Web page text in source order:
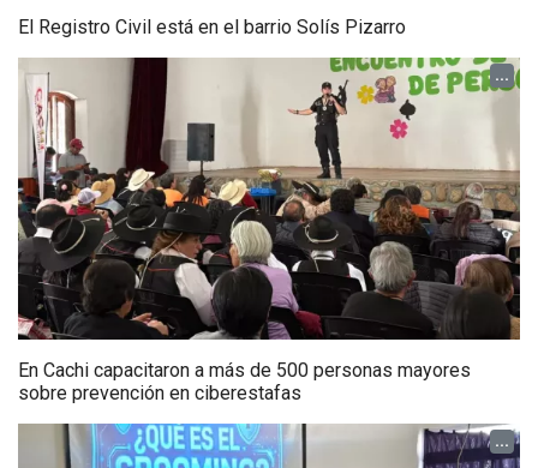
El Registro Civil está en el barrio Solís Pizarro
...
En Cachi capacitaron a más de 500 personas mayores
sobre prevención en ciberestafas
...